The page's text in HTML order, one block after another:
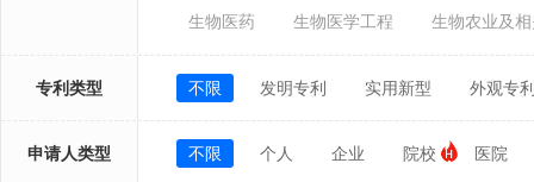
生物医药 生物医学工程 生物农业及
专利类型 不限 发明专利 实用新型 外观专
申请人类型 不限 个人 企业 院校 医院